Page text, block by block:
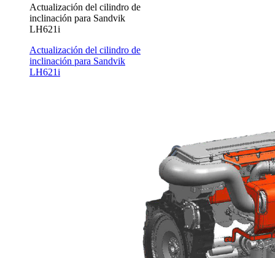
Actualización del cilindro de
inclinación para Sandvik
LH621i
Actualización del cilindro de
inclinación para Sandvik
LH621i